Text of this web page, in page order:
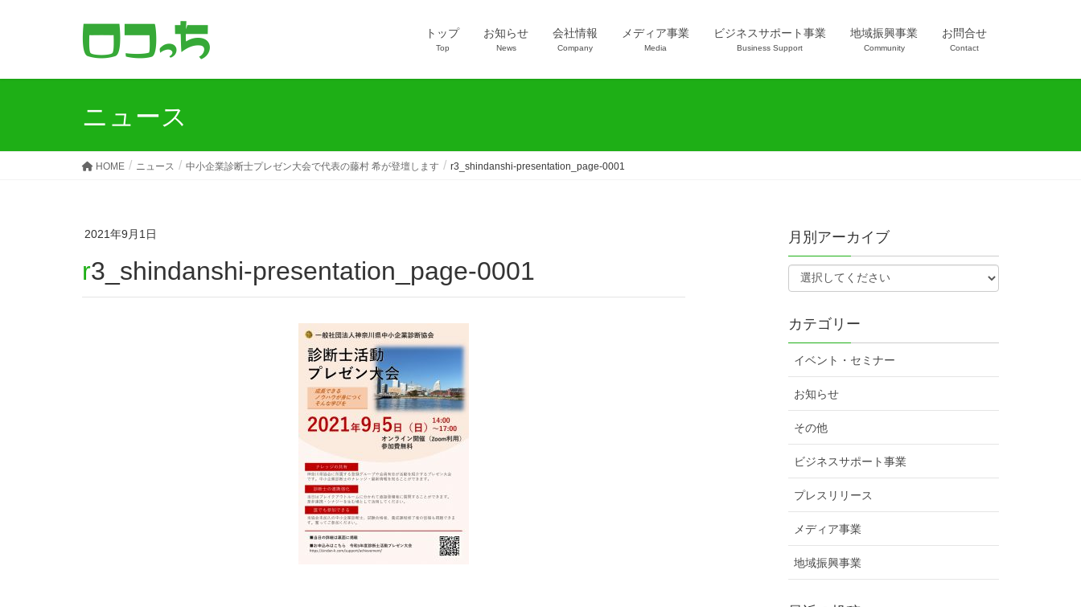
トップ
Top
お知らせ
News
会社情報
Company
メディア事業
Media
ビジネスサポート事業
Business Support
地域振興事業
Community
お問合せ
Contact
ニュース
HOME ニュース 中小企業診断士プレゼン大会で代表の藤村 希が登壇します r3_shindanshi-presentation_page-0001
2021年9月1日
r3_shindanshi-presentation_page-0001
月別アーカイブ
カテゴリー
イベント・セミナー
お知らせ
その他
ビジネスサポート事業
プレスリリース
メディア事業
地域振興事業